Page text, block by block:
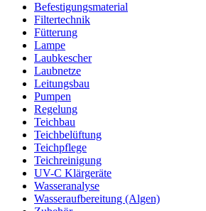
Befestigungsmaterial
Filtertechnik
Fütterung
Lampe
Laubkescher
Laubnetze
Leitungsbau
Pumpen
Regelung
Teichbau
Teichbelüftung
Teichpflege
Teichreinigung
UV-C Klärgeräte
Wasseranalyse
Wasseraufbereitung (Algen)